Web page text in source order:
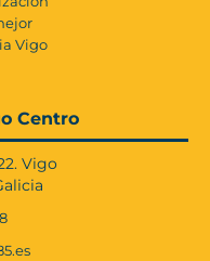
Vigo
Centro
Vigo